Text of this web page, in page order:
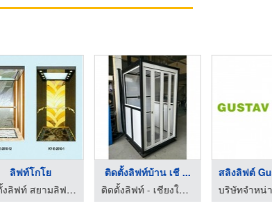
ลิฟท์โกโย
ติดตั้งลิฟท์ สยามลิฟท์และเทคโนโลยี
ติดตั้งลิฟท์บ้าน เชี ...
ติดตั้งลิฟท์ - เชียงใหม่ล้านนา เซอร์วิส